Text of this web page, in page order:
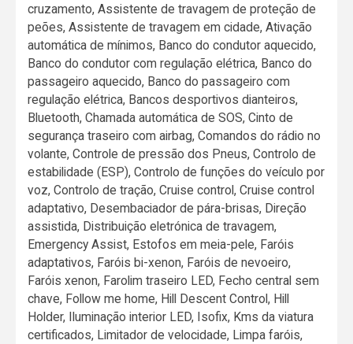
cruzamento, Assistente de travagem de proteção de
peões, Assistente de travagem em cidade, Ativação
automática de mínimos, Banco do condutor aquecido,
Banco do condutor com regulação elétrica, Banco do
passageiro aquecido, Banco do passageiro com
regulação elétrica, Bancos desportivos dianteiros,
Bluetooth, Chamada automática de SOS, Cinto de
segurança traseiro com airbag, Comandos do rádio no
volante, Controle de pressão dos Pneus, Controlo de
estabilidade (ESP), Controlo de funções do veículo por
voz, Controlo de tração, Cruise control, Cruise control
adaptativo, Desembaciador de pára-brisas, Direção
assistida, Distribuição eletrónica de travagem,
Emergency Assist, Estofos em meia-pele, Faróis
adaptativos, Faróis bi-xenon, Faróis de nevoeiro,
Faróis xenon, Farolim traseiro LED, Fecho central sem
chave, Follow me home, Hill Descent Control, Hill
Holder, Iluminação interior LED, Isofix, Kms da viatura
certificados, Limitador de velocidade, Limpa faróis,